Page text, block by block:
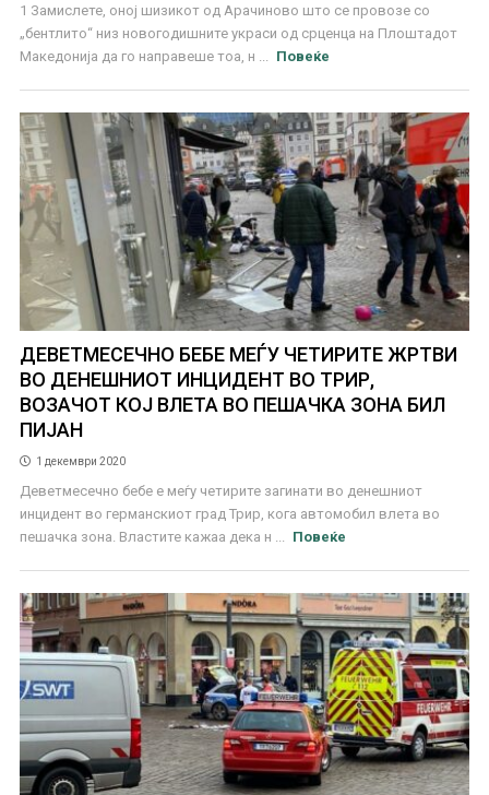
1 Замислете, оној шизикот од Арачиново што се провозе со
„бентлито“ низ новогодишните украси од срценца на Плоштадот
Македонија да го направеше тоа, н ...
Повеќе
ДЕВЕТМЕСЕЧНО БЕБЕ МЕЃУ ЧЕТИРИТЕ ЖРТВИ
ВО ДЕНЕШНИОТ ИНЦИДЕНТ ВО ТРИР,
ВОЗАЧОТ КОЈ ВЛЕТА ВО ПЕШАЧКА ЗОНА БИЛ
ПИЈАН
1 декември 2020
Деветмесечно бебе е меѓу четирите загинати во денешниот
инцидент во германскиот град Трир, кога автомобил влета во
пешачка зона. Властите кажаа дека н ...
Повеќе